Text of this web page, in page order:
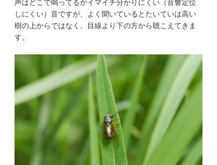
声はどこで鳴ってるかイマイチ分かりにくい（音響定位
しにくい）音ですが、よく聞いているとたいていは高い
樹の上からではなく、目線より下の方から聴こえてきま
す。